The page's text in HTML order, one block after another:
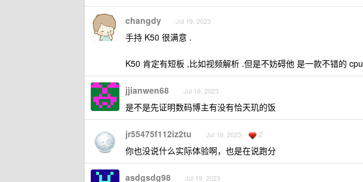
changdy Jul 19, 2023
手持 K50 很满意 .
K50 肯定有短板 ,比如视频解析 .但是不妨碍他 是一款不错的 cpu
jjianwen68 Jul 19, 2023
是不是先证明数码博主有没有恰天玑的饭
jr55475f112iz2tu Jul 19, 2023 2
你也没说什么实际体验啊，也是在说跑分
asdgsdg98 Jul 19, 2023